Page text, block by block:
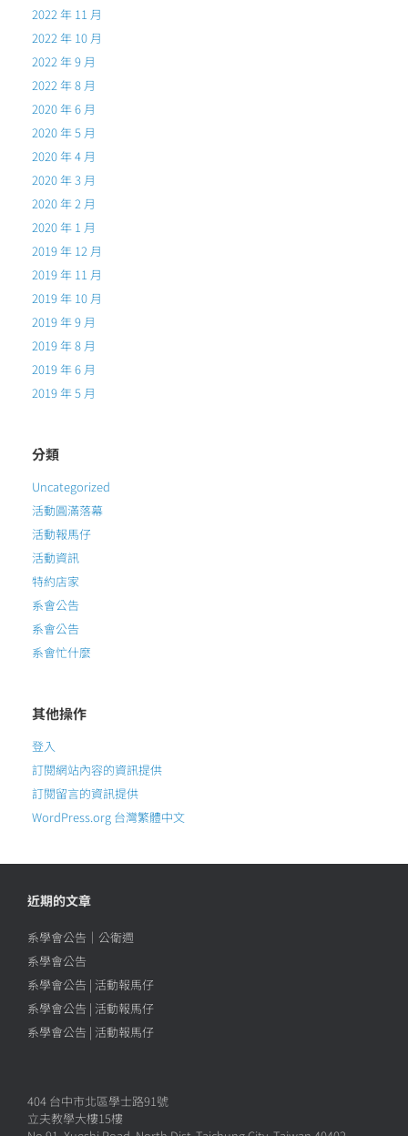
2022 年 11 月
2022 年 10 月
2022 年 9 月
2022 年 8 月
2020 年 6 月
2020 年 5 月
2020 年 4 月
2020 年 3 月
2020 年 2 月
2020 年 1 月
2019 年 12 月
2019 年 11 月
2019 年 10 月
2019 年 9 月
2019 年 8 月
2019 年 6 月
2019 年 5 月
分類
Uncategorized
活動圓滿落幕
活動報馬仔
活動資訊
特約店家
系會公告
系會公告
系會忙什麼
其他操作
登入
訂閱網站內容的資訊提供
訂閱留言的資訊提供
WordPress.org 台灣繁體中文
近期的文章
系學會公告｜公衛週
系學會公告
系學會公告 | 活動報馬仔
系學會公告 | 活動報馬仔
系學會公告 | 活動報馬仔
404 台中市北區學士路91號
立夫教學大樓15樓